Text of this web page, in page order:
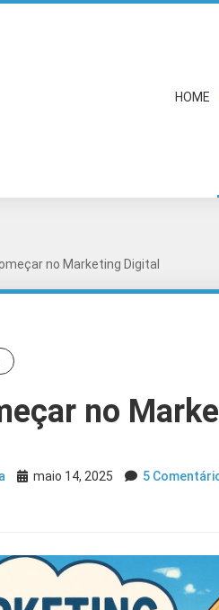
HOME
no Marketing Digital
no
maio 14, 2025 5